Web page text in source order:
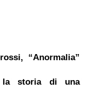
“Anormalia”
la storia di una